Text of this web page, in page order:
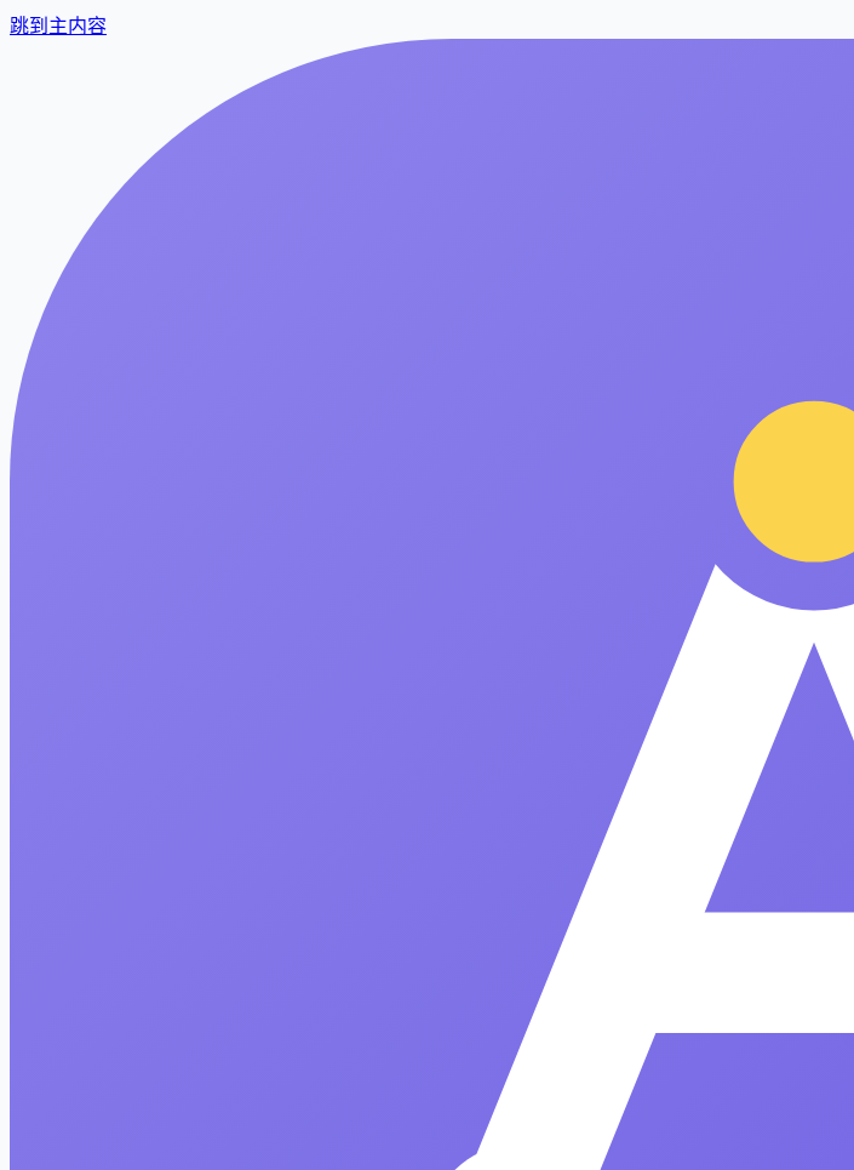
跳到主内容